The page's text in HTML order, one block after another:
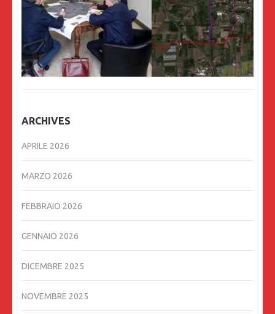
ARCHIVES
APRILE 2026
MARZO 2026
FEBBRAIO 2026
GENNAIO 2026
DICEMBRE 2025
NOVEMBRE 2025